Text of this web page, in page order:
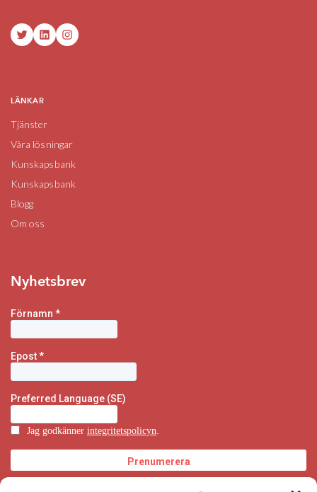
TwitterLinkedInInstagram
LÄNKAR
Tjänster
Våra lösningar
Kunskapsbank
Kunskapsbank
Blogg
Om oss
Nyhetsbrev